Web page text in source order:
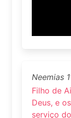
Neemias
Filho de
Deus, e
serviço